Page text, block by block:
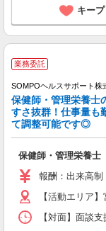
キープ
業務委託
SOMPOヘルスサポート
保健師・管理栄養
すさ抜群！仕事量も
て調整可能です◎
保健師・管理栄養
報酬：出来高
【活動エリア
【対面】面談